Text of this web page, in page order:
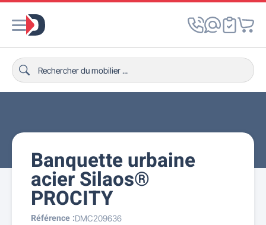
Banquette urbaine
acier Silaos®
PROCITY
Référence :DMC209636